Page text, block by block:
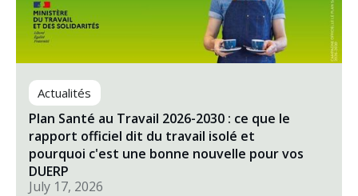
Actualités
Plan Santé au Travail 2026-2030 : ce que le
rapport officiel dit du travail isolé et
pourquoi c'est une bonne nouvelle pour vos
DUERP
July 17, 2026